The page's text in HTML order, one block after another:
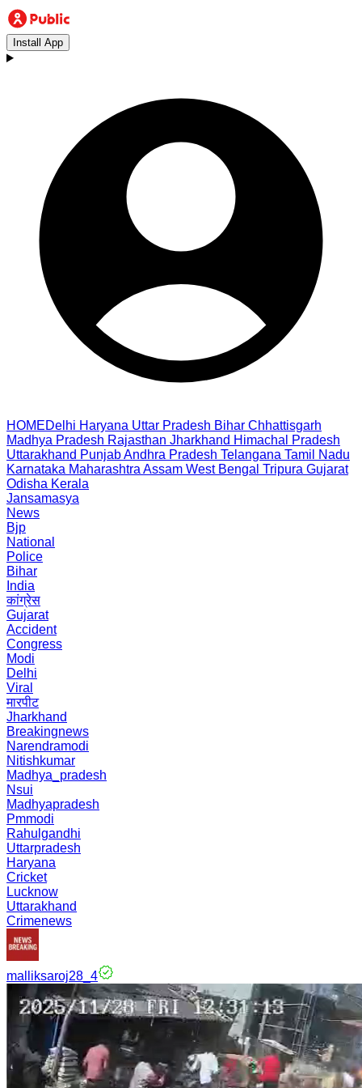
Install App
HOMEDelhi Haryana Uttar Pradesh Bihar Chhattisgarh
Madhya Pradesh Rajasthan Jharkhand Himachal Pradesh
Uttarakhand PunjabAndhra Pradesh Telangana Tamil Nadu
Karnataka Maharashtra Assam West Bengal Tripura Gujarat
Odisha Kerala
Jansamasya
News
Bjp
National
Police
Bihar
India
कांग्रेस
Gujarat
Accident
Congress
Modi
Delhi
Viral
मारपीट
Jharkhand
Breakingnews
Narendramodi
Nitishkumar
Madhya_pradesh
Nsui
Madhyapradesh
Pmmodi
Rahulgandhi
Uttarpradesh
Haryana
Cricket
Lucknow
Uttarakhand
Crimenews
malliksaroj28_4